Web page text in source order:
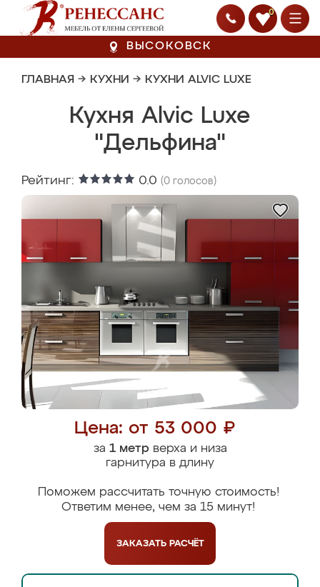
0
ВЫСОКОВСК
ГЛАВНАЯ → КУХНИ → КУХНИ ALVIC LUXE
Кухня Alvic Luxe
"Дельфина"
Рейтинг: 0.0 (0 голосов)
Цена: от 53 000 ₽
за 1 метрверха и низа
гарнитура в длину
Поможем рассчитать точную стоимость!
Ответим менее, чем за 15 минут!
ЗАКАЗАТЬ РАСЧЁТ